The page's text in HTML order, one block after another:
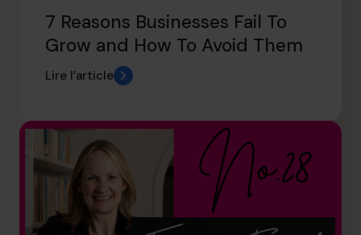
7 Reasons Businesses Fail To
Grow and How To Avoid Them
Lire l’article